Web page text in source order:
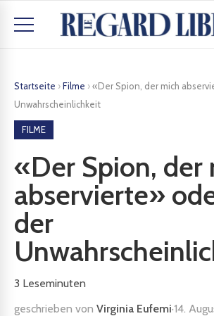
Startseite ›Filme ›«Der Spion, der mich
Unwahrscheinlichkeit
FILME
«Der Spion, der
abservierte»
der
3 Leseminuten
geschrieben von Virginia Eufemi·14.